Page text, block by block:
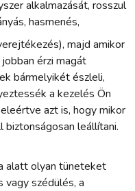
alkalmazását, rosszul
hasmenés,
majd amikor
érzi magát
bármelyikét észleli,
a kezelés Ön
azt is, hogy mikor
leállítani.
alatt olyan tüneteket
vagy szédülés, a